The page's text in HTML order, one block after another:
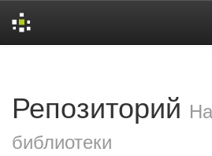
Репозиторий
библиотеки